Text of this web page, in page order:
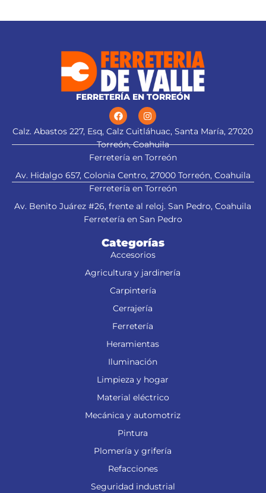
FERRETERÍA EN TORREÓN
Calz. Abastos 227, Esq, Calz Cuitláhuac, Santa María, 27020
Torreón, Coahuila
Ferretería en Torreón
Av. Hidalgo 657, Colonia Centro, 27000 Torreón, Coahuila
Ferretería en Torreón
Av. Benito Juárez #26, frente al reloj. San Pedro, Coahuila
Ferretería en San Pedro
Categorías
Accesorios
Agricultura y jardinería
Carpintería
Cerrajería
Ferretería
Heramientas
Iluminación
Limpieza y hogar
Material eléctrico
Mecánica y automotriz
Pintura
Plomería y grifería
Refacciones
Seguridad industrial